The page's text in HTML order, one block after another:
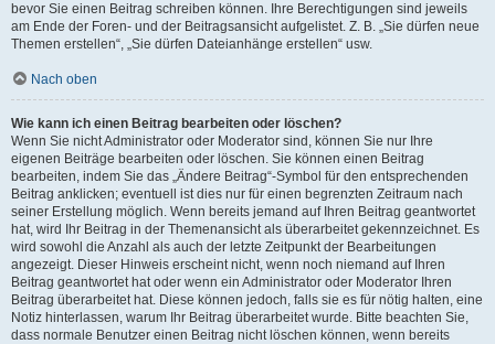
bevor Sie einen Beitrag schreiben können. Ihre Berechtigungen sind jeweils
am Ende der Foren- und der Beitragsansicht aufgelistet. Z. B. „Sie dürfen neue
Themen erstellen“, „Sie dürfen Dateianhänge erstellen“ usw.
Nach oben
Wie kann ich einen Beitrag bearbeiten oder löschen?
Wenn Sie nicht Administrator oder Moderator sind, können Sie nur Ihre
eigenen Beiträge bearbeiten oder löschen. Sie können einen Beitrag
bearbeiten, indem Sie das „Ändere Beitrag“-Symbol für den entsprechenden
Beitrag anklicken; eventuell ist dies nur für einen begrenzten Zeitraum nach
seiner Erstellung möglich. Wenn bereits jemand auf Ihren Beitrag geantwortet
hat, wird Ihr Beitrag in der Themenansicht als überarbeitet gekennzeichnet. Es
wird sowohl die Anzahl als auch der letzte Zeitpunkt der Bearbeitungen
angezeigt. Dieser Hinweis erscheint nicht, wenn noch niemand auf Ihren
Beitrag geantwortet hat oder wenn ein Administrator oder Moderator Ihren
Beitrag überarbeitet hat. Diese können jedoch, falls sie es für nötig halten, eine
Notiz hinterlassen, warum Ihr Beitrag überarbeitet wurde. Bitte beachten Sie,
dass normale Benutzer einen Beitrag nicht löschen können, wenn bereits